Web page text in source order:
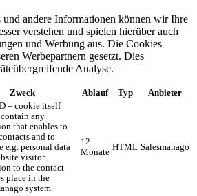
andere Informationen können wir Ihre
verstehen und spielen hierüber auch
und Werbung aus. ​Die Cookies
Werbepartnern gesetzt. Dies
Analyse.
Zweck Ablauf Typ Anbieter
– cookie itself
any
that enables to
and to
e.g. personal data
visitor.
to the contact
place in the
system.
12
Monate HTML Salesmanago